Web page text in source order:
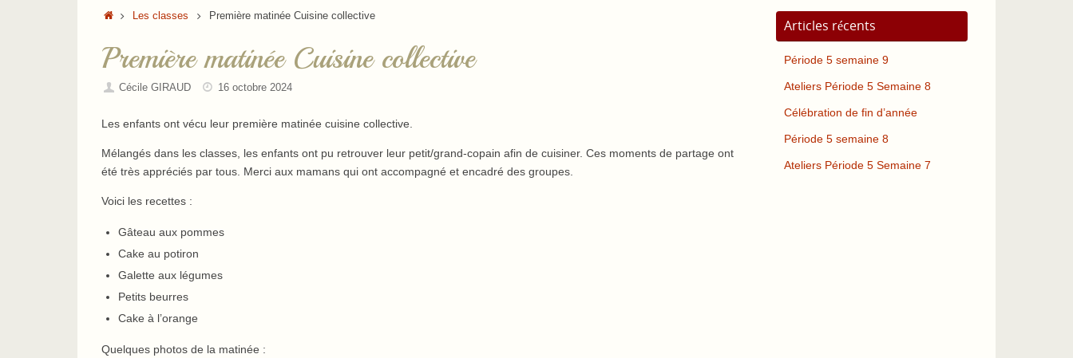
AccueilLes classes Première matinée Cuisine collective
Première matinée Cuisine collective
Cécile GIRAUD 16 octobre 2024
Les enfants ont vécu leur première matinée cuisine collective.
Mélangés dans les classes, les enfants ont pu retrouver leur petit/grand-copain afin de cuisiner. Ces moments de partage ont
été très appréciés par tous. Merci aux mamans qui ont accompagné et encadré des groupes.
Voici les recettes :
Gâteau aux pommes
Cake au potiron
Galette aux légumes
Petits beurres
Cake à l’orange
Quelques photos de la matinée :
Articles récents
Période 5 semaine 9
Ateliers Période 5 Semaine 8
Célébration de fin d’année
Période 5 semaine 8
Ateliers Période 5 Semaine 7